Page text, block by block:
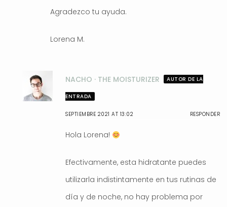
Agradezco tu ayuda.
Lorena M.
NACHO · THE MOISTURIZER AUTOR DE LA
ENTRADA
SEPTIEMBRE 2021 AT 13:02 RESPONDER
Hola Lorena!
Efectivamente, esta hidratante puedes
utilizarla indistintamente en tus rutinas de
día y de noche, no hay problema por